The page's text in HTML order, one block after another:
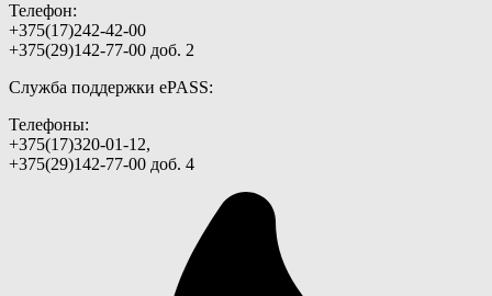
Телефон:
+375(17)242-42-00
+375(29)142-77-00 доб. 2
Служба поддержки ePASS:
Телефоны:
+375(17)320-01-12,
+375(29)142-77-00 доб. 4